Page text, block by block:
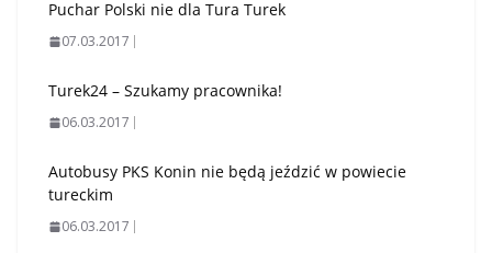
Puchar Polski nie dla Tura Turek
07.03.2017
Turek24 – Szukamy pracownika!
06.03.2017
Autobusy PKS Konin nie będą jeździć w powiecie
tureckim
06.03.2017